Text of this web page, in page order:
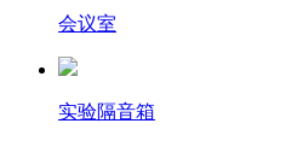
会议室
实验隔音箱